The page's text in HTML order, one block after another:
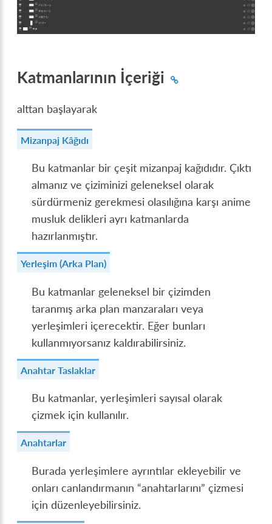
Katmanlarının İçeriği
alttan başlayarak
Mizanpaj Kâğıdı
Bu katmanlar bir çeşit mizanpaj kağıdıdır. Çıktı
almanız ve çiziminizi geleneksel olarak
sürdürmeniz gerekmesi olasılığına karşı anime
musluk delikleri ayrı katmanlarda
hazırlanmıştır.
Yerleşim (Arka Plan)
Bu katmanlar geleneksel bir çizimden
taranmış arka plan manzaraları veya
yerleşimleri içerecektir. Eğer bunları
kullanmıyorsanız kaldırabilirsiniz.
Anahtar Taslaklar
Bu katmanlar, yerleşimleri sayısal olarak
çizmek için kullanılır.
Anahtarlar
Burada yerleşimlere ayrıntılar ekleyebilir ve
onları canlandırmanın “anahtarlarını” çizmesi
için düzenleyebilirsiniz.